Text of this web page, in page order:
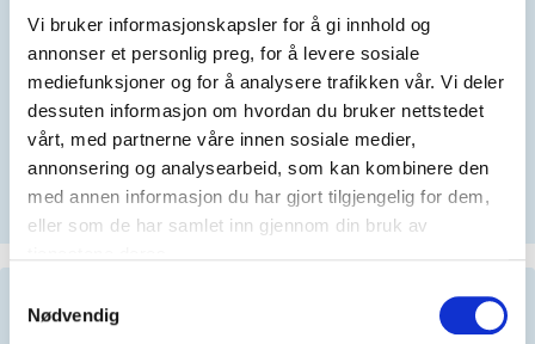
Vi bruker informasjonskapsler for å gi innhold og
annonser et personlig preg, for å levere sosiale
mediefunksjoner og for å analysere trafikken vår. Vi deler
dessuten informasjon om hvordan du bruker nettstedet
vårt, med partnerne våre innen sosiale medier,
annonsering og analysearbeid, som kan kombinere den
med annen informasjon du har gjort tilgjengelig for dem,
eller som de har samlet inn gjennom din bruk av
Nødvendig
N
No registration number?
SELECT CAR MANUALLY
parts by reg. number and service recommendations.